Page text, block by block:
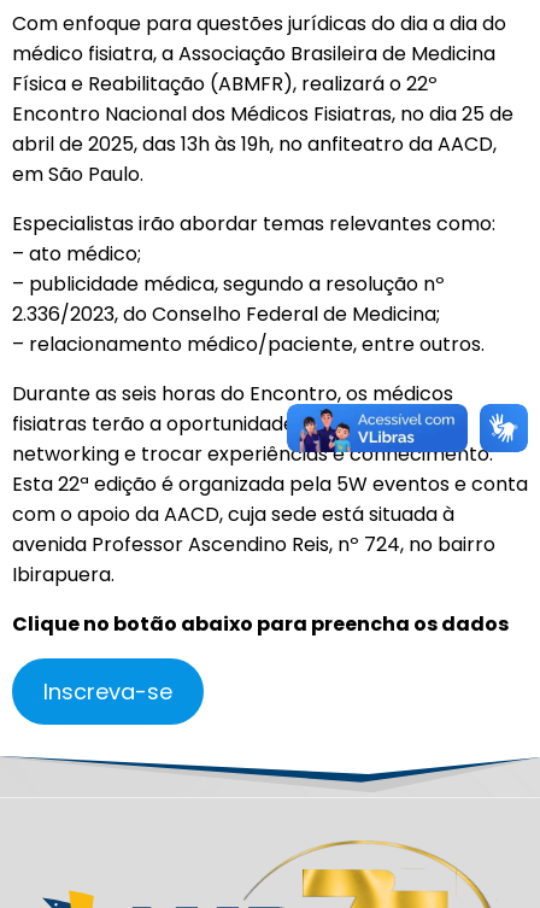
Com enfoque para questões jurídicas do dia a dia do
médico fisiatra, a Associação Brasileira de Medicina
Física e Reabilitação (ABMFR), realizará o 22º
Encontro Nacional dos Médicos Fisiatras, no dia 25 de
abril de 2025, das 13h às 19h, no anfiteatro da AACD,
em São Paulo.
Especialistas irão abordar temas relevantes como:
– ato médico;
– publicidade médica, segundo a resolução nº
2.336/2023, do Conselho Federal de Medicina;
– relacionamento médico/paciente, entre outros.
Durante as seis horas do Encontro, os médicos
fisiatras terão a oportunidade também fazer
networking e trocar experiências e conhecimento.
Esta 22ª edição é organizada pela 5W eventos e conta
com o apoio da AACD, cuja sede está situada à
avenida Professor Ascendino Reis, nº 724, no bairro
Ibirapuera.
Clique no botão abaixo para preencha os dados
Inscreva-se